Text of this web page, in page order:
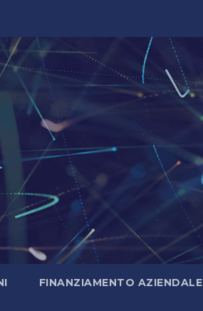
FINANZIAMENTO AZIENDALE